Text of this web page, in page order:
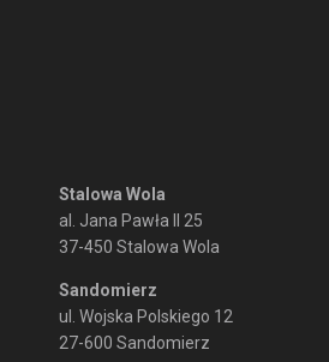
Stalowa Wola
al. Jana Pawła II 25
37-450 Stalowa Wola
Sandomierz
ul. Wojska Polskiego 12
27-600 Sandomierz